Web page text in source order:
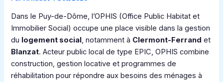
Dans le Puy-de-Dôme, l’OPHIS (Office Public Habitat et
Immobilier Social) occupe une place visible dans la gestion
du logement social, notamment à Clermont-Ferrand et
Blanzat. Acteur public local de type EPIC, OPHIS combine
construction, gestion locative et programmes de
réhabilitation pour répondre aux besoins des ménages à